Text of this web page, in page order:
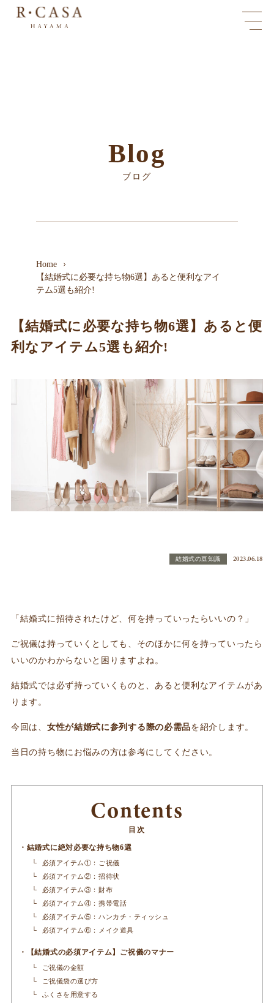
Blog
ブログ
Home
【結婚式に必要な持ち物6選】あると便利なアイ
テム5選も紹介!
【結婚式に必要な持ち物6選】あると便
利なアイテム5選も紹介!
結婚式の豆知識 2023.06.18
「結婚式に招待されたけど、何を持っていったらいいの？」
ご祝儀は持っていくとしても、そのほかに何を持っていったら
いいのかわからないと困りますよね。
結婚式では必ず持っていくものと、あると便利なアイテムがあ
ります。
今回は、 女性が結婚式に参列する際の必需品を紹介します。
当日の持ち物にお悩みの方は参考にしてください。
Contents
結婚式に絶対必要な持ち物6選
必須アイテム①：ご祝儀
必須アイテム②：招待状
必須アイテム③：財布
必須アイテム④：携帯電話
必須アイテム⑤：ハンカチ・ティッシュ
必須アイテム⑥：メイク道具
【結婚式の必須アイテム】ご祝儀のマナー
ご祝儀の金額
ご祝儀袋の選び方
ふくさを用意する